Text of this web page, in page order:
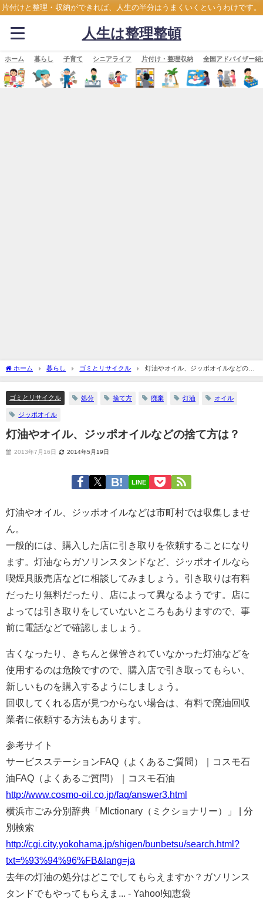
片付けと整理・収納ができれば、人生の半分はうまくいくというわけです。
人生は整理整頓
ホーム 暮らし 子育て シニアライフ 片付け・整理収納 全国アドバイザー紹
ホーム 暮らし ゴミとリサイクル
灯油やオイル、ジッポオイルなどの捨
て方は？
ゴミとリサイクル 処分 捨て方 廃棄 灯油 オイル
ジッポオイル
灯油やオイル、ジッポオイルなどの捨て方は？
2013年7月16日 2014年5月19日
LINE
灯油やオイル、ジッポオイルなどは市町村では収集しませ
ん。
一般的には、購入した店に引き取りを依頼することになり
ます。灯油ならガソリンスタンドなど、ジッポオイルなら
喫煙具販売店などに相談してみましょう。引き取りは有料
だったり無料だったり、店によって異なるようです。店に
よっては引き取りをしていないところもありますので、事
前に電話などで確認しましょう。
古くなったり、きちんと保管されていなかった灯油などを
使用するのは危険ですので、購入店で引き取ってもらい、
新しいものを購入するようにしましょう。
回収してくれる店が見つからない場合は、有料で廃油回収
業者に依頼する方法もあります。
参考サイト
サービスステーションFAQ（よくあるご質問）｜コスモ石
油FAQ（よくあるご質問）｜コスモ石油
http://www.cosmo-oil.co.jp/faq/answer3.html
横浜市ごみ分別辞典「MIctionary（ミクショナリー）」 | 分
別検索
http://cgi.city.yokohama.jp/shigen/bunbetsu/search.html?
txt=%93%94%96%FB&lang=ja
去年の灯油の処分はどこでしてもらえますか？ガソリンス
タンドでもやってもらえま... - Yahoo!知恵袋